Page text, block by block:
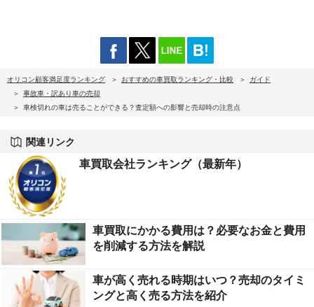
オリコン顧客満足度ランキング おすすめの車買取ランキング・比較
ガイド
事故車・訳あり車の売却
車検切れの車は売ることができる？査定額への影響と売却時の注意点
関連リンク
車買取会社ランキング（最新年）
車買取にかかる費用は？必要なお金と費用
を削減する方法を解説
車が高く売れる時期はいつ？売却のタイミ
ングと高く売る方法を紹介